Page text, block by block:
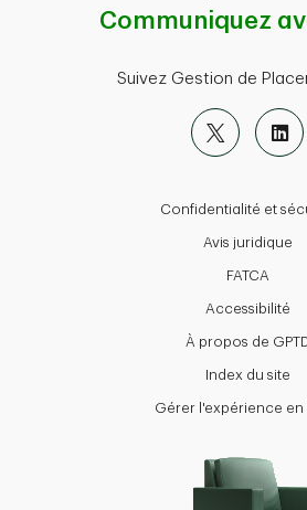
Communiquez
Suivez Gestion de
Confidentialité et
Avis juridique
FATCA
Accessibilité
À propos de
Index du site
Gérer l'expérience en